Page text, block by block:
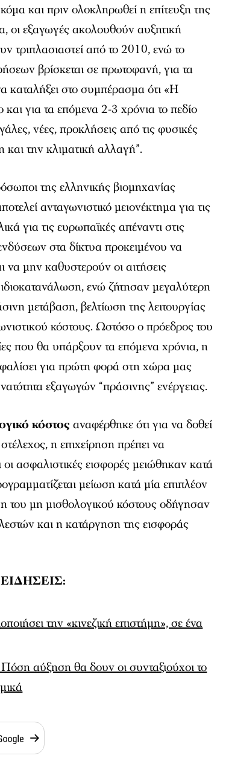
και πριν ολοκληρωθεί η επίτευξη της
οι εξαγωγές ακολουθούν αυξητική
τριπλασιαστεί από το 2010, ενώ το
βρίσκεται σε πρωτοφανή, για τα
καταλήξει στο συμπέρασμα ότι «Η
για τα επόμενα 2-3 χρόνια το πεδίο
νέες, προκλήσεις από τις φυσικές
και την κλιματική αλλαγή”.
της ελληνικής βιομηχανίας
ανταγωνιστικό μειονέκτημα για τις
για τις ευρωπαϊκές απέναντι στις
στα δίκτυα προκειμένου να
μην καθυστερούν οι αιτήσεις
ενώ ζήτησαν μεγαλύτερη
μετάβαση, βελτίωση της λειτουργίας
κόστους. Ωστόσο ο πρόεδρος του
που θα υπάρξουν τα επόμενα χρόνια, η
για πρώτη φορά στη χώρα μας
εξαγωγών “πράσινης” ενέργειας.
κόστος αναφέρθηκε ότι για να δοθεί
η επιχείρηση πρέπει να
ασφαλιστικές εισφορές μειώθηκαν κατά
μείωση κατά μία επιπλέον
μη μισθολογικού κόστους οδήγησαν
και η κατάργηση της εισφοράς
την «κινεζική επιστήμη», σε ένα
αύξηση θα δουν οι συνταξιούχοι το